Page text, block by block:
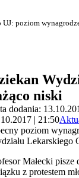
UJ: poziom
niski
dodania:
| 21:50
poziom
Lekarskiego
Małecki
z protestem